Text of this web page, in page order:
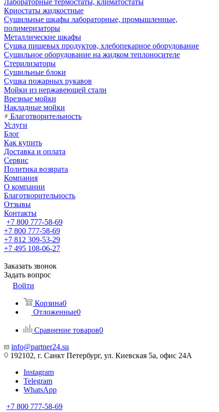
Лабораторные термостаты, климатостаты
Криостаты жидкостные
Сушильные шкафы лабораторные, промышленные,
полимеризаторы
Металлические шкафы
Сушка пищевых продуктов, хлебопекарное оборудование
Сушильное оборудование на жидком теплоносителе
Стерилизаторы
Сушильные блоки
Сушка пожарных рукавов
Мойки из нержавеющей стали
Врезные мойки
Накладные мойки
Благотворительность
Услуги
Блог
Как купить
Доставка и оплата
Сервис
Политика возврата
Компания
О компании
Благотворительность
Отзывы
Контакты
+7 800 777-58-69
+7 800 777-58-69
+7 812 309-53-29
+7 495 108-06-27
Заказать звонок
Задать вопрос
Войти
Корзина0
Отложенные0
Сравнение товаров0
info@partner24.su
192102, г. Санкт Петербург, ул. Киевская 5а, офис 24А
Instagram
Telegram
WhatsApp
+7 800 777-58-69